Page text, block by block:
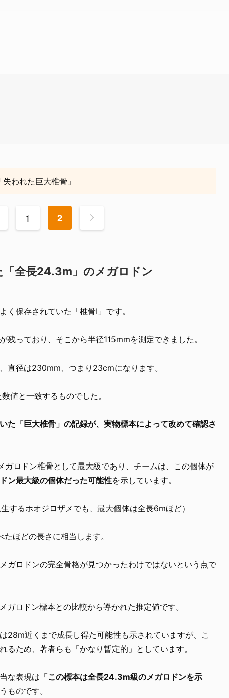
われた巨大椎骨」
1 2 >
全長24.3m」のメガロドン
く保存されていた「椎骨I」です。
残っており、そこから半径115mmを測定できました。
直径は230mm、つまり23cmになります。
値と一致するものでした。
た「巨大椎骨」の記録が、実物標本によって改めて確認さ
ロドン椎骨として最大級であり、チームは、この個体が
ン最大級の個体だった可能性を示しています。
するホオジロザメでも、最大個体は全長6mほど）
ほどの長さに相当します。
ガロドンの完全骨格が見つかったわけではないという点で
ロドン標本との比較から導かれた推定値です。
28m近くまで成長し得た可能性も示されていますが、こ
るため、著者らも「かなり暫定的」としています。
な表現は 「この標本は全長24.3m級のメガロドンを示
ものです。